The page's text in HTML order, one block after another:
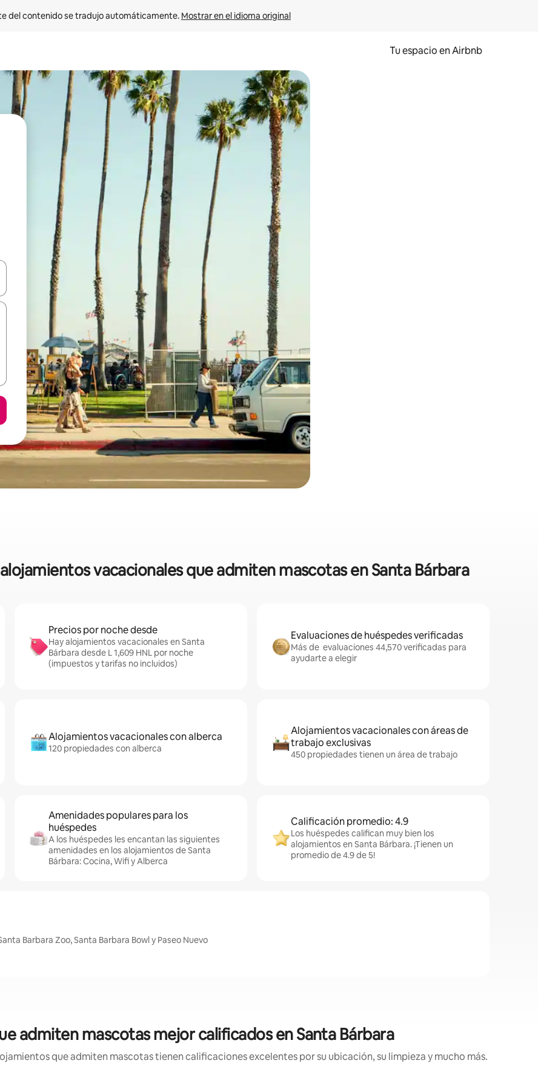
del contenido se tradujo automáticamente. Mostrar en el idioma original
Tu espacio en Airbnb
usando las teclas de las flechas hacia arriba y hacia abajo, o bien tocando y deslizando la pantalla.
vacacionales que admiten mascotas en Santa Bárbara
Precios por noche desde
Hay alojamientos vacacionales en Santa
Bárbara desde L 1,609 HNL por noche
(impuestos y tarifas no incluidos)
Evaluaciones de huéspedes verificadas
Más de evaluaciones 44,570 verificadas para
ayudarte a elegir
Alojamientos vacacionales con alberca
120 propiedades con alberca
Alojamientos vacacionales con áreas de
trabajo exclusivas
450 propiedades tienen un área de trabajo
Amenidades populares para los
huéspedes
A los huéspedes les encantan las siguientes
amenidades en los alojamientos de Santa
Bárbara: Cocina, Wifi y Alberca
Calificación promedio: 4.9
Los huéspedes califican muy bien los
alojamientos en Santa Bárbara. ¡Tienen un
promedio de 4.9 de 5!
Barbara Zoo, Santa Barbara Bowl y Paseo Nuevo
admiten mascotas mejor calificados en Santa Bárbara
que admiten mascotas tienen calificaciones excelentes por su ubicación, su limpieza y mucho más.